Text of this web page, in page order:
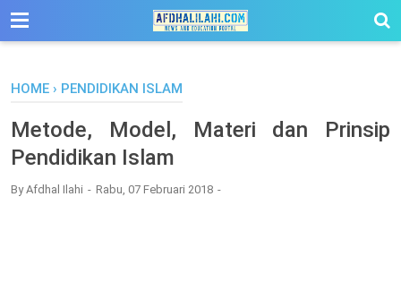
-->
HOME › PENDIDIKAN ISLAM
Metode, Model, Materi dan Prinsip
Pendidikan Islam
ByAfdhal Ilahi Rabu, 07 Februari 2018